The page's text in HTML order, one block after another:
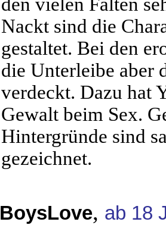
Nackt sind die
gestaltet. Bei den
die Unterleibe aber
verdeckt. Dazu hat
Gewalt beim Sex.
Hintergründe sind
gezeichnet.
BoysLove, ab 18